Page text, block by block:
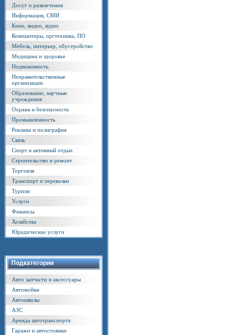
Досуг и развлечения
Информация, СМИ
Кино, видео, аудио
Компьютеры, оргтехника, ПО
Мебель, интерьер, обустройство
Медицина и здоровье
Недвижимость
Неправительственные
организации
Образование, научные
учреждения
Охрана и безопасность
Промышленность
Реклама и полиграфия
Связь
Спорт и активный отдых
Строительство и ремонт
Торговля
Транспорт и перевозки
Туризм
Услуги
Финансы
Хозяйства
Юридические услуги
Подкатегории
Авто запчасти и аксессуары
Автомойки
Автошколы
АЗС
Аренда автотранспорта
Гаражи и автостоянки